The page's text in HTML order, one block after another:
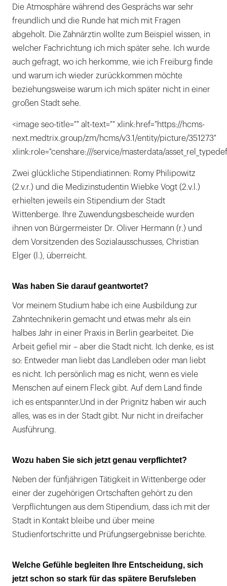
Die Atmosphäre während des Gesprächs war sehr
freundlich und die Runde hat mich mit Fragen
abgeholt. Die Zahnärztin wollte zum Beispiel wissen, in
welcher Fachrichtung ich mich später sehe. Ich wurde
auch gefragt, wo ich herkomme, wie ich Freiburg finde
und warum ich wieder zurückkommen möchte
beziehungsweise warum ich mich später nicht in einer
großen Stadt sehe.
<image seo-title="" alt-text="" xlink:href="https://hcms-
next.medtrix.group/zm/hcms/v3.1/entity/picture/351273"
xlink:role="censhare:///service/masterdata/
Zwei glückliche Stipendiatinnen: Romy Philipowitz
(2.v.r.) und die Medizinstudentin Wiebke Vogt (2.v.l.)
erhielten jeweils ein Stipendium der Stadt
Wittenberge. Ihre Zuwendungsbescheide wurden
ihnen von Bürgermeister Dr. Oliver Hermann (r.) und
dem Vorsitzenden des Sozialausschusses, Christian
Elger (l.), überreicht.
Was haben Sie darauf geantwortet?
Vor meinem Studium habe ich eine Ausbildung zur
Zahntechnikerin gemacht und etwas mehr als ein
halbes Jahr in einer Praxis in Berlin gearbeitet. Die
Arbeit gefiel mir – aber die Stadt nicht. Ich denke, es ist
so: Entweder man liebt das Landleben oder man liebt
es nicht. Ich persönlich mag es nicht, wenn es viele
Menschen auf einem Fleck gibt. Auf dem Land finde
ich es entspannter.Und in der Prignitz haben wir auch
alles, was es in der Stadt gibt. Nur nicht in dreifacher
Ausführung.
Wozu haben Sie sich jetzt genau verpflichtet?
Neben der fünfjährigen Tätigkeit in Wittenberge oder
einer der zugehörigen Ortschaften gehört zu den
Verpflichtungen aus dem Stipendium, dass ich mit der
Stadt in Kontakt bleibe und über meine
Studienfortschritte und Prüfungsergebnisse berichte.
Welche Gefühle begleiten Ihre Entscheidung, sich
jetzt schon so stark für das spätere Berufsleben